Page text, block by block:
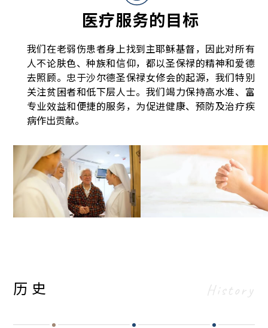
医疗服务的目标
我们在老弱伤患者身上找到主耶稣基督，因此对所有
人不论肤色、种族和信仰，都以圣保禄的精神和爱德
去照顾。忠于沙尔德圣保禄女修会的起源，我们特别
关注贫困者和低下层人士。我们竭力保持高水准、富
专业效益和便捷的服务，为促进健康、预防及治疗疾
病作出贡献。
历史 History